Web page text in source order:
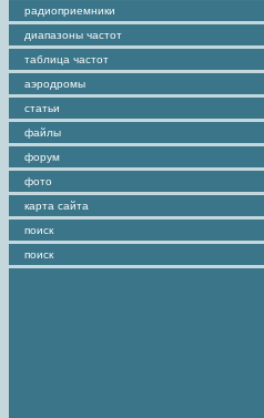
радиоприемники
диапазоны частот
таблица частот
аэродромы
статьи
файлы
форум
фото
карта сайта
поиск
поиск